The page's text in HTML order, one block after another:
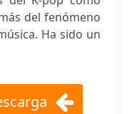
del fenómeno
Ha sido un